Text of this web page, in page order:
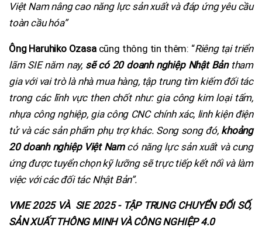
Việt Nam nâng cao năng lực sản xuất và đáp ứng yêu cầu
toàn cầu hóa”
Ông Haruhiko Ozasacũng thông tin thêm: “Riêng tại triển
lãm SIE năm nay, sẽ có 20 doanh nghiệp Nhật Bảntham
gia với vai trò là nhà mua hàng, tập trung tìm kiếm đối tác
trong các lĩnh vực then chốt như: gia công kim loại tấm,
nhựa công nghiệp, gia công CNC chính xác, linh kiện điện
tử và các sản phẩm phụ trợ khác. Song song đó, khoảng
20 doanh nghiệp Việt Namcó năng lực sản xuất và cung
ứng được tuyển chọn kỹ lưỡng sẽ trực tiếp kết nối và làm
việc với các đối tác Nhật Bản”.
VME 2025 VÀ SIE 2025 - TẬP TRUNG CHUYỂN ĐỔI SỐ,
SẢN XUẤT THÔNG MINH VÀ CÔNG NGHIỆP 4.0